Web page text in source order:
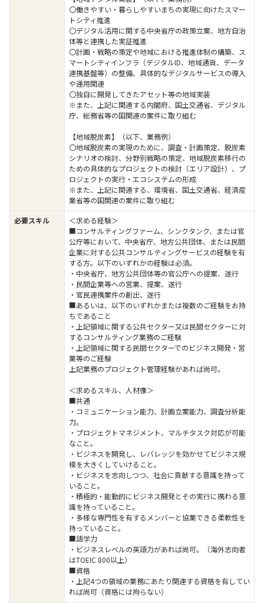
〇働きやすい・暮らしやすいまちの実現に向けたスマー
トシティ推進
〇デジタル活用に関する中央省庁の政策立案、地方自治
体等と連携した実証推進
〇計画・戦略の策定や地域における推進体制の構築、ス
マートシティインフラ（デジタルID、地域通貨、データ
連携基盤等）の整備、具体的なデジタルサービスの導入
や運用関連
〇独自に開発してきたアセット等の地域実装
※また、上記に関連する内閣府、国土交通省、デジタル
庁、総務省等の国関連の案件に取り組む
【地域脱炭素】（以下、業務例）
〇地域脱炭素の実現のために、調査・計画策定、脱炭素
シナリオの検討、分野別戦略の策定、地域脱炭素移行の
ための具体的なプロジェクトの検討（エリア設計）、プ
ロジェクトの実行・エコシステムの形成
※また、上記に関連する、環境省、国土交通省、経済産
業省等の国関連の案件に取り組む
必要スキル
＜求める経験＞
■コンサルティングファーム、シンクタンク、または官
公庁等において、中央省庁、地方公共団体、または民間
企業に対する公共コンサルティングサービスの経験を有
する方。以下のいずれかの経験は必須。
・中央省庁、地方公共団体等の官公庁への提案、遂行
・民間企業等への営業、提案、遂行
・官民連携案件の創出、遂行
■あるいは、以下のいずれかまたは複数のご経験をお持
ちであること
・上記領域に関する公共セクター又は民間セクターに対
するコンサルティング業務のご経験
・上記領域に関する民間セクターでのビジネス開発・営
業等のご経験
上記業務のプロジェクト管理経験があれば尚可。
＜求めるスキル、人材像＞
■共通
・コミュニケーション能力、計画立案能力、調査分析能
力。
・プロジェクトマネジメント、マルチタスク対応が可能
なこと。
・ビジネスを開発し、レバレッジを効かせてビジネス規
模を大きくしていけること。
・ビジネスを志向しつつ、社会に貢献する意識を持って
いること。
・積極的・能動的にビジネス開発とその実行に携わる意
識を持っていること。
・多様な専門性を有するメンバーと協業できる柔軟性を
持っていること。
■語学力
・ビジネスレベルの英語力があれば尚可。（海外志向者
はTOEIC 800以上）
■資格
・上記4つの領域の業務にあたり関連する資格を有してい
れば尚可（資格には拘らない）